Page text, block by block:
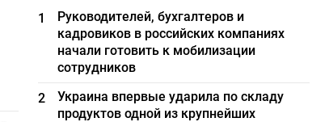
1
Руководителей, бухгалтеров и
кадровиков в российских компаниях
начали готовить к мобилизации
сотрудников
2
Украина впервые ударила по складу
продуктов одной из крупнейших